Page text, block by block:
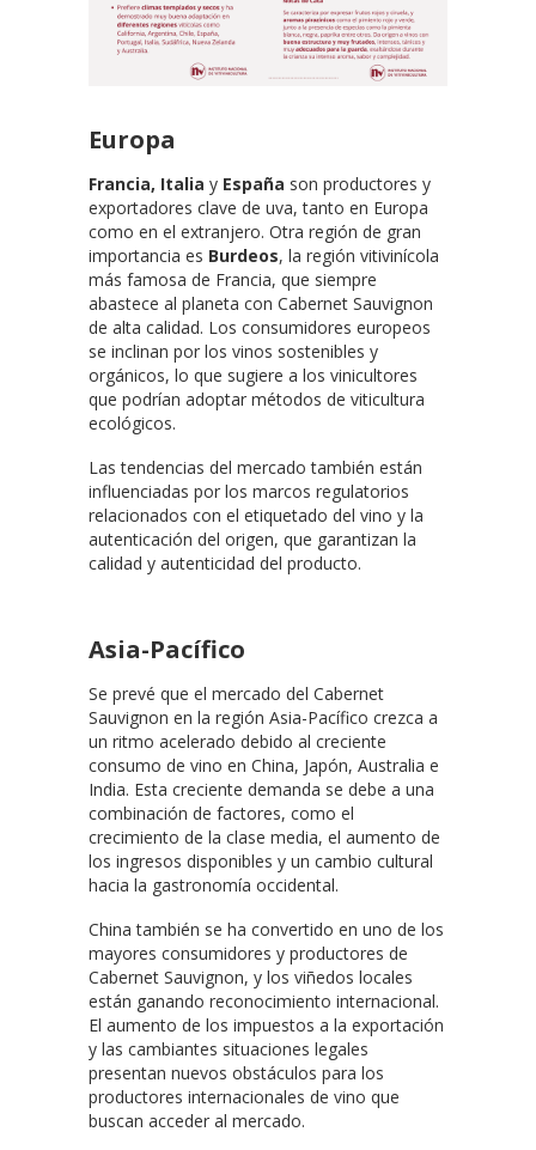
Europa
Francia, Italia y España son productores y
exportadores clave de uva, tanto en Europa
como en el extranjero. Otra región de gran
importancia es Burdeos, la región vitivinícola
más famosa de Francia, que siempre
abastece al planeta con Cabernet Sauvignon
de alta calidad. Los consumidores europeos
se inclinan por los vinos sostenibles y
orgánicos, lo que sugiere a los vinicultores
que podrían adoptar métodos de viticultura
ecológicos.
Las tendencias del mercado también están
influenciadas por los marcos regulatorios
relacionados con el etiquetado del vino y la
autenticación del origen, que garantizan la
calidad y autenticidad del producto.
Asia-Pacífico
Se prevé que el mercado del Cabernet
Sauvignon en la región Asia-Pacífico crezca a
un ritmo acelerado debido al creciente
consumo de vino en China, Japón, Australia e
India. Esta creciente demanda se debe a una
combinación de factores, como el
crecimiento de la clase media, el aumento de
los ingresos disponibles y un cambio cultural
hacia la gastronomía occidental.
China también se ha convertido en uno de los
mayores consumidores y productores de
Cabernet Sauvignon, y los viñedos locales
están ganando reconocimiento internacional.
El aumento de los impuestos a la exportación
y las cambiantes situaciones legales
presentan nuevos obstáculos para los
productores internacionales de vino que
buscan acceder al mercado.